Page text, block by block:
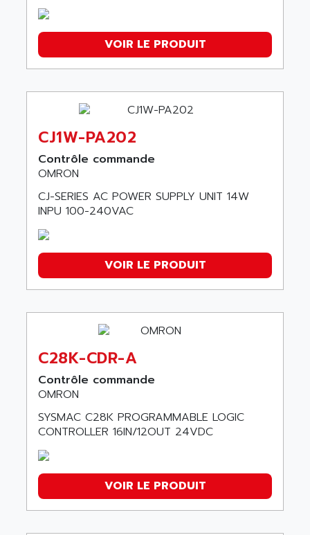
VOIR LE PRODUIT
CJ1W-PA202
Contrôle commande
OMRON
CJ-SERIES AC POWER SUPPLY UNIT 14W
INPU 100-240VAC
VOIR LE PRODUIT
C28K-CDR-A
Contrôle commande
OMRON
SYSMAC C28K PROGRAMMABLE LOGIC
CONTROLLER 16IN/12OUT 24VDC
VOIR LE PRODUIT